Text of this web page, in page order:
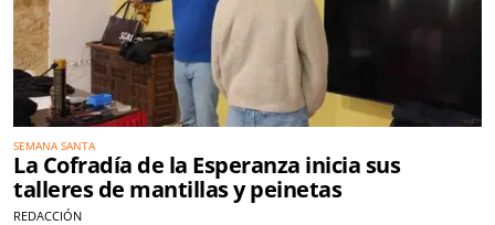
SEMANA SANTA
La Cofradía de la Esperanza inicia sus
talleres de mantillas y peinetas
REDACCIÓN